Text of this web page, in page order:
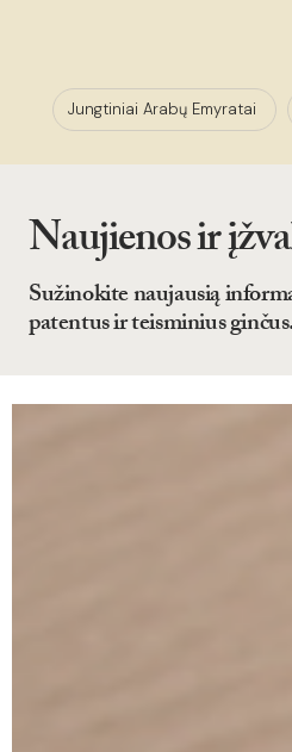
Jungtiniai Arabų Emyratai
Sužinokite naujausią
patentus ir teisminius ginčus.
Naujienos ir